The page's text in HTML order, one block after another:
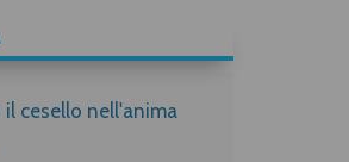
cesello nell'anima